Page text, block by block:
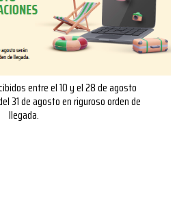
entre el 10 y el 28 de agosto
31 de agosto en riguroso orden de
llegada.